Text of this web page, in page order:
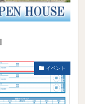
イベント